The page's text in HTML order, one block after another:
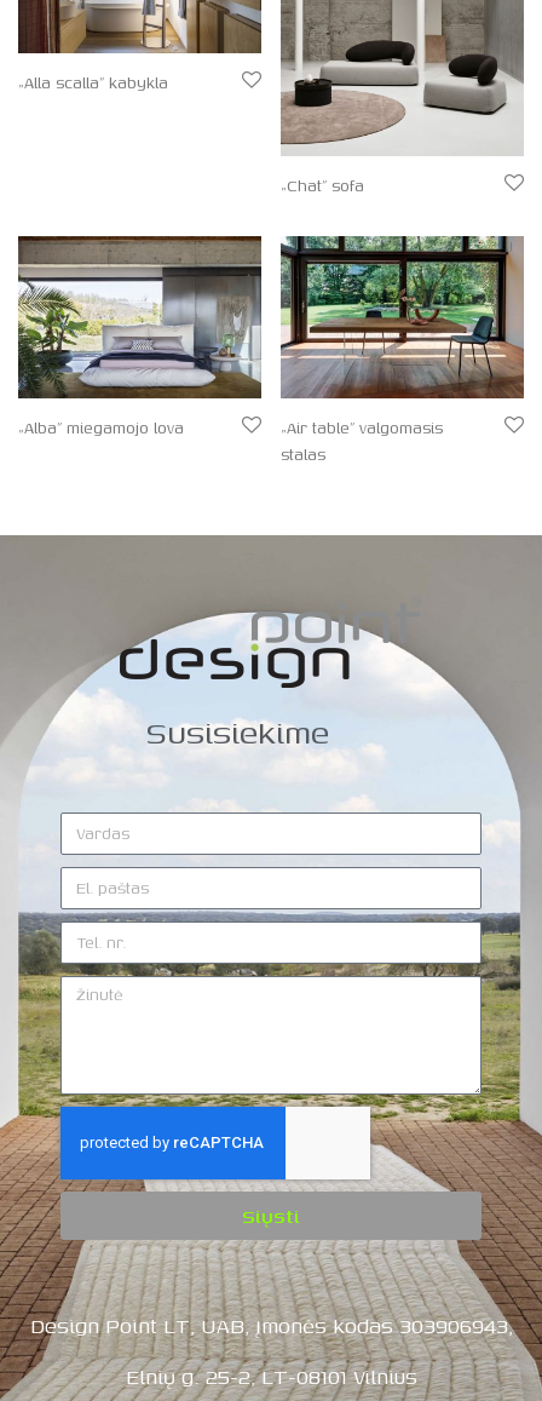
„Alla scalla” kabykla
„Chat” sofa
„Alba” miegamojo lova
„Air table” valgomasis
stalas
Susisiekime
Siųsti
Design Point LT, UAB, Įmonės kodas 303906943,
Elnių g. 25-2, LT-08101 Vilnius